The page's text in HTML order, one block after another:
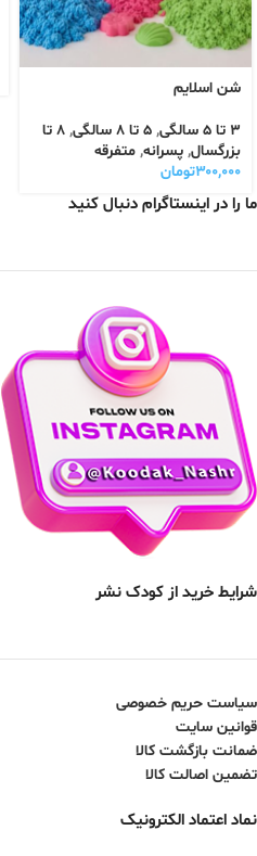
شن اسلایم
3 تا 5 سالگی , 5 تا 8 سالگی ,
8 تا
بزرگسال, پسرانه, متفرقه
۳۰۰,۰۰۰تومان
ما را در اینستاگرام دنبال کنید
شرایط خرید از کودک نشر
سیاست حریم خصوصی
قوانین سایت
ضمانت بازگشت کالا
تضمین اصالت کالا
نماد اعتماد الکترونیک